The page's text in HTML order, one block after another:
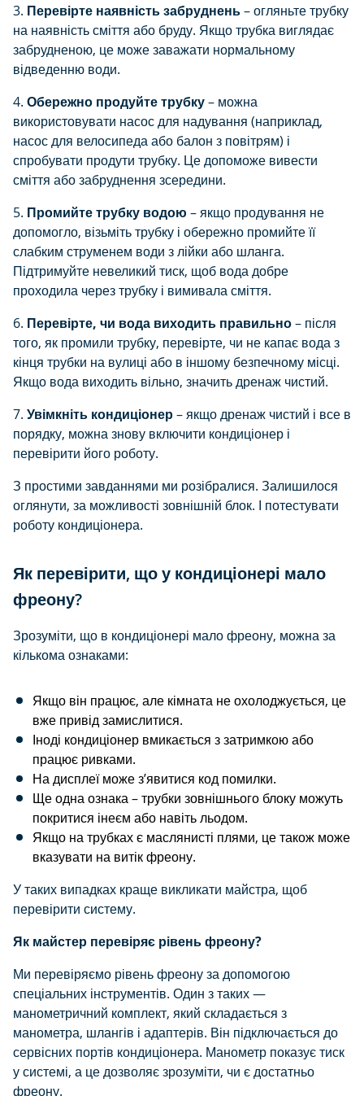
3. Перевірте наявність забруднень– огляньте трубку
на наявність сміття або бруду. Якщо трубка виглядає
забрудненою, це може заважати нормальному
відведенню води.
4. Обережно продуйте трубку– можна
використовувати насос для надування (наприклад,
насос для велосипеда або балон з повітрям) і
спробувати продути трубку. Це допоможе вивести
сміття або забруднення зсередини.
5. Промийте трубку водою – якщо продування не
допомогло, візьміть трубку і обережно промийте її
слабким струменем води з лійки або шланга.
Підтримуйте невеликий тиск, щоб вода добре
проходила через трубку і вимивала сміття.
6. Перевірте, чи вода виходить правильно– після
того, як промили трубку, перевірте, чи не капає вода з
кінця трубки на вулиці або в іншому безпечному місці.
Якщо вода виходить вільно, значить дренаж чистий.
7. Увімкніть кондиціонер– якщо дренаж чистий і все в
порядку, можна знову включити кондиціонер і
перевірити його роботу.
З простими завданнями ми розібралися. Залишилося
оглянути, за можливості зовнішній блок. І потестувати
роботу кондиціонера.
Як перевірити, що у кондиціонері мало
фреону?
Зрозуміти, що в кондиціонері мало фреону, можна за
кількома ознаками:
Якщо він працює, але кімната не охолоджується, це
вже привід замислитися.
Іноді кондиціонер вмикається з затримкою або
працює ривками.
На дисплеї може з’явитися код помилки.
Ще одна ознака – трубки зовнішнього блоку можуть
покритися інеєм або навіть льодом.
Якщо на трубках є маслянисті плями, це також може
вказувати на витік фреону.
У таких випадках краще викликати майстра, щоб
перевірити систему.
Як майстер перевіряє рівень фреону?
Ми перевіряємо рівень фреону за допомогою
спеціальних інструментів. Один з таких —
манометричний комплект, який складається з
манометра, шлангів і адаптерів. Він підключається до
сервісних портів кондиціонера. Манометр показує тиск
у системі, а це дозволяє зрозуміти, чи є достатньо
фреону.